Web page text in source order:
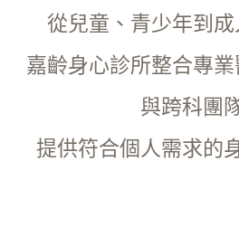
從兒童、青少年到成
嘉齡身心診所整合專
與跨科團
提供符合個人需求的